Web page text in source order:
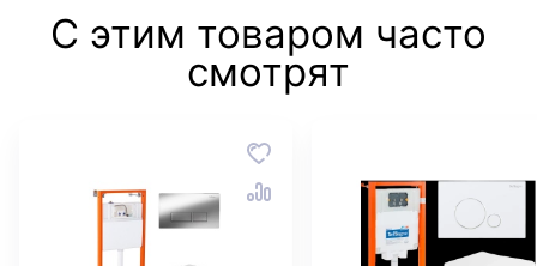
С этим товаром часто
смотрят